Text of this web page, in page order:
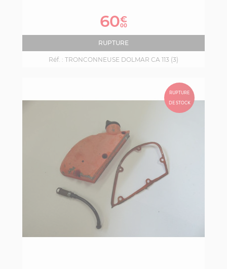
Prix
60€
00
RUPTURE
Réf. : TRONCONNEUSE DOLMAR CA 113 (3)
RUPTURE
DE STOCK